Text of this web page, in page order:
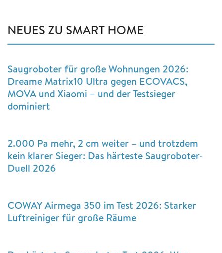
NEUES ZU SMART HOME
Saugroboter für große Wohnungen 2026:
Dreame Matrix10 Ultra gegen ECOVACS,
MOVA und Xiaomi – und der Testsieger
dominiert
2.000 Pa mehr, 2 cm weiter – und trotzdem
kein klarer Sieger: Das härteste Saugroboter-
Duell 2026
COWAY Airmega 350 im Test 2026: Starker
Luftreiniger für große Räume